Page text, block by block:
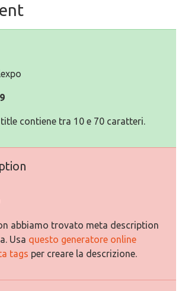
contiene tra 10 e 70 caratteri.
abbiamo trovato meta description
Usa questo generatore online
tags per creare la descrizione.